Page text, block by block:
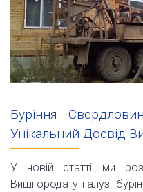
Буріння
Унікальний Досвід
У новій статті ми
Вишгорода у галузі